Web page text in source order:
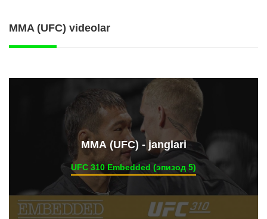
MMA (UFC) videolar
ММА (UFC) - janglari
UFC 310 Embedded (эпизод 5)